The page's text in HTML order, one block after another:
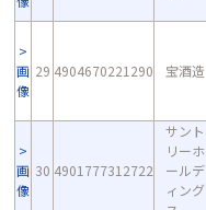
画
像
29 4904670221290 宝酒造
画
像
30 4901777312722
サント
リーホ
ールデ
ィング